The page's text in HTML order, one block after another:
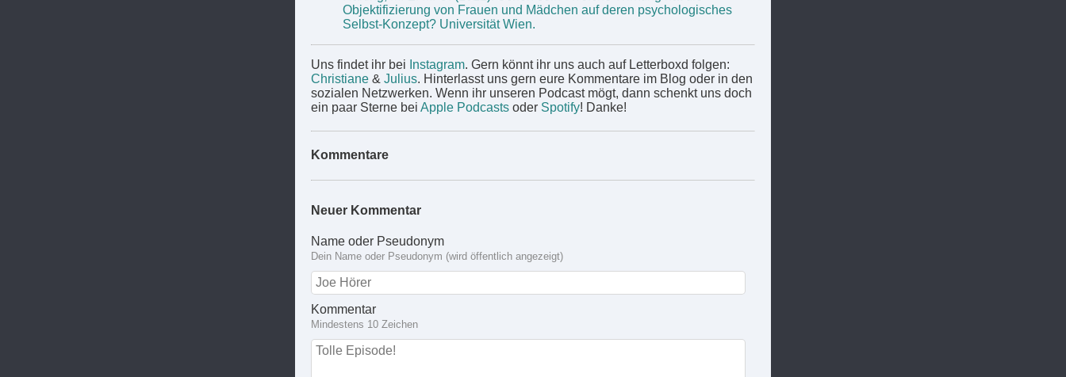
Objektifizierung von Frauen und Mädchen auf deren psychologisches
Selbst-Konzept? Universität Wien.
Uns findet ihr bei Instagram. Gern könnt ihr uns auch auf Letterboxd folgen:
Christiane & Julius. Hinterlasst uns gern eure Kommentare im Blog oder in den
sozialen Netzwerken. Wenn ihr unseren Podcast mögt, dann schenkt uns doch
ein paar Sterne bei Apple Podcasts oder Spotify! Danke!
Kommentare
Neuer Kommentar
Name oder Pseudonym
Dein Name oder Pseudonym (wird öffentlich angezeigt)
Kommentar
Mindestens 10 Zeichen